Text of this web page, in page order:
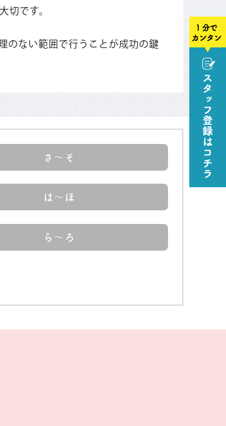
切です。
のない範囲で行うことが成功の鍵
さ～そ
は～ほ
ら～ろ